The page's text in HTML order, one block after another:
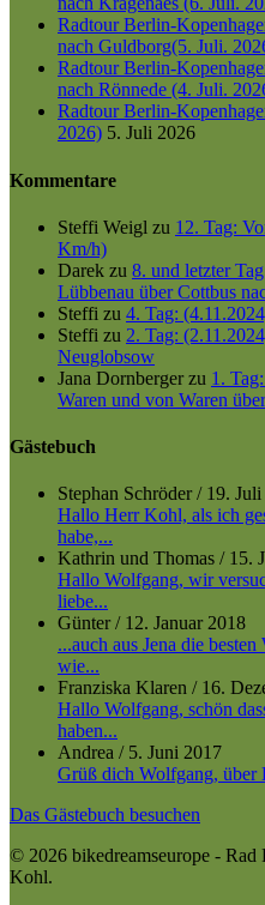
Radtour Berlin-
nach Guldborg(5. Juli.
Radtour Berlin-
nach Rönnede (4. Juli.
Radtour Berlin-
2026) 5. Juli 2026
Kommentare
Steffi Weigl zu 12. Tag:
Km/h)
Darek zu 8. und letzter
Lübbenau über Cottbus
Steffi zu 4. Tag:
Steffi zu 2. Tag:
Neuglobsow
Jana Dornbergerzu 1.
Waren und von Waren
Gästebuch
Stephan Schröder/ 19.
Hallo Herr Kohl, als ich
habe,...
Kathrin und Thomas / 15.
Hallo Wolfgang, wir
liebe...
Günter/ 12. Januar 2018
...auch aus Jena die
wie...
Franziska Klaren / 16.
Hallo Wolfgang, schön
haben...
Andrea / 5. Juni 2017
Grüß dich Wolfgang, über
Das Gästebuch besuchen
© 2026 bikedreamseurope - Rad
Kohl.